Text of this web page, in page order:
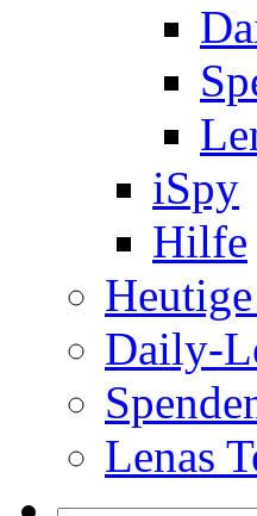
iSpy
Hilfe
Daily-
Lenas